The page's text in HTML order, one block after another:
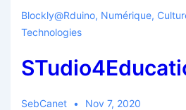
plus
en
fonctionnel
Blockly@rduino, Numérique,
Technologies
SebCanet Nov 7, 2020